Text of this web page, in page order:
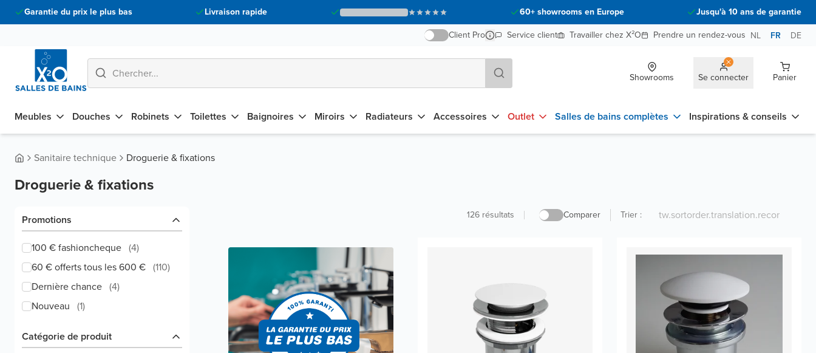
Garantie du prix le plus bas Livraison rapide 60+ showrooms en Europe
Jusqu'à 10 ans de garantie
Client Pro
Service client Travailler chez X²O Prendre un rendez-vous NL FR DE
Showrooms Se connecter Panier
Meubles Douches Robinets Toilettes Baignoires Miroirs Radiateurs Accessoires Outlet Salles de bains complètes Inspirations & conseils
Sanitaire technique Droguerie & fixations
Droguerie & fixations
Promotions
100 € fashioncheque (4)
60 € offerts tous les 600 € (110)
Dernière chance (4)
Nouveau (1)
Catégorie de produit
126 résultats Comparer Trier :